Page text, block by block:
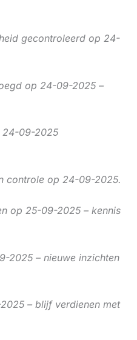
gecontroleerd op 24-
op 24-09-2025 –
24-09-2025
controle op 24-09-2025.
op 25-09-2025 – kennis
2025 – nieuwe inzichten
– blijf verdienen met